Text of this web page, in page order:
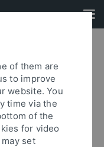
Archive
of them are
to improve
website. You
time via the
of the
for video
set